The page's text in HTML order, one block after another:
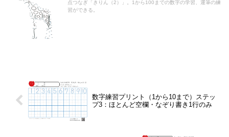
点つなぎ「きりん（2）」。1から100までの数字の学習、運筆の練
習ができる。
数字練習プリント（1から10まで）ステッ
プ3：ほとんど空欄・なぞり書き1行のみ